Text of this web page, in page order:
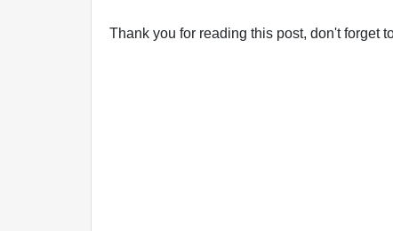
Thank you for reading this post, don't forget